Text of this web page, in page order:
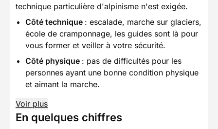
technique particulière d'alpinisme n'est exigée.
Côté technique : escalade, marche sur glaciers,
école de cramponnage, les guides sont là pour
vous former et veiller à votre sécurité.
Côté physique : pas de difficultés pour les
personnes ayant une bonne condition physique
et aimant la marche.
Voir plus
En quelques chiffres